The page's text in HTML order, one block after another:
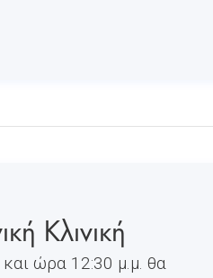
Κλινική
ώρα 12:30 μ.μ. θα